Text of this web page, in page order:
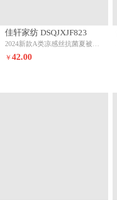
佳轩家纺 DSQJXJF823
2024新款A类凉感丝抗菌夏被被子被芯天蓝色-浅灰
￥42.00